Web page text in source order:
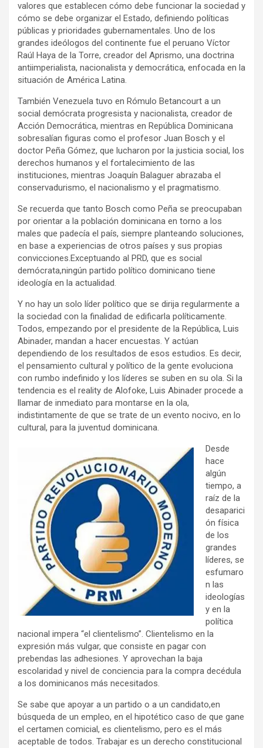
valores que establecen cómo debe funcionar la sociedad y
cómo se debe organizar el Estado, definiendo políticas
públicas y prioridades gubernamentales. Uno de los
grandes ideólogos del continente fue el peruano Víctor
Raúl Haya de la Torre, creador del Aprismo, una doctrina
antiimperialista, nacionalista y democrática, enfocada en la
situación de América Latina.
También Venezuela tuvo en Rómulo Betancourt a un
social demócrata progresista y nacionalista, creador de
Acción Democrática, mientras en República Dominicana
sobresalían figuras como el profesor Juan Bosch y el
doctor Peña Gómez, que lucharon por la justicia social, los
derechos humanos y el fortalecimiento de las
instituciones, mientras Joaquín Balaguer abrazaba el
conservadurismo, el nacionalismo y el pragmatismo.
Se recuerda que tanto Bosch como Peña se preocupaban
por orientar a la población dominicana en torno a los
males que padecía el país, siempre planteando soluciones,
en base a experiencias de otros países y sus propias
convicciones.Exceptuando al PRD, que es social
demócrata,ningún partido político dominicano tiene
ideología en la actualidad.
Y no hay un solo líder político que se dirija regularmente a
la sociedad con la finalidad de edificarla políticamente.
Todos, empezando por el presidente de la República, Luis
Abinader, mandan a hacer encuestas. Y actúan
dependiendo de los resultados de esos estudios. Es decir,
el pensamiento cultural y político de la gente evoluciona
con rumbo indefinido y los líderes se suben en su ola. Si la
tendencia es el reality de Alofoke, Luis Abinader procede a
llamar de inmediato para montarse en la ola,
indistintamente de que se trate de un evento nocivo, en lo
cultural, para la juventud dominicana.
Desde
hace
algún
tiempo, a
raíz de la
desaparici
ón física
de los
grandes
líderes, se
esfumaro
n las
ideologías
y en la
política
nacional impera “el clientelismo”. Clientelismo en la
expresión más vulgar, que consiste en pagar con
prebendas las adhesiones. Y aprovechan la baja
escolaridad y nivel de conciencia para la compra decédula
a los dominicanos más necesitados.
Se sabe que apoyar a un partido o a un candidato,en
búsqueda de un empleo, en el hipotético caso de que gane
el certamen comicial, es clientelismo, pero es el más
aceptable de todos. Trabajar es un derecho constitucional